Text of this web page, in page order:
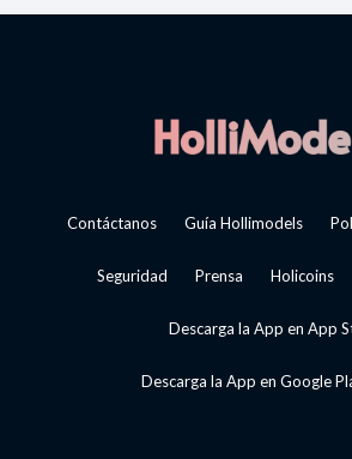
Contáctanos Guía Hollimodels
Seguridad Prensa Holicoins
Descarga la App en App
Descarga la App en Google